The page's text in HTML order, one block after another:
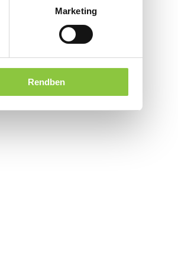
Marketing
Rendben